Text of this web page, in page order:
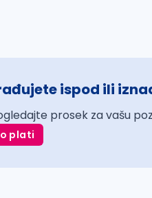
ispod ili
prosek za vašu
plati